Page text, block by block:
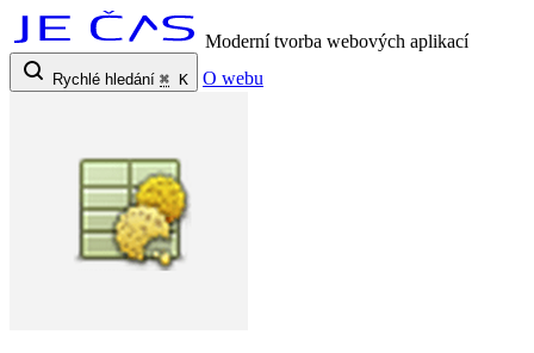
Moderní tvorba webových aplikací
Rychlé hledání ⌘ K O webu